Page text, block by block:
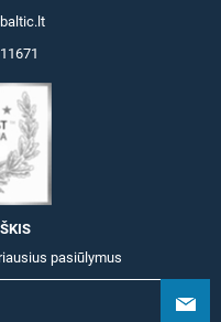
pasiūlymus